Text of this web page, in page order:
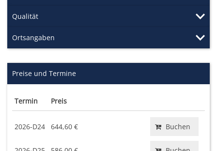
Qualität
Ortsangaben
Preise und Termine
Termin Preis
2026-D24 644,60 € Buchen